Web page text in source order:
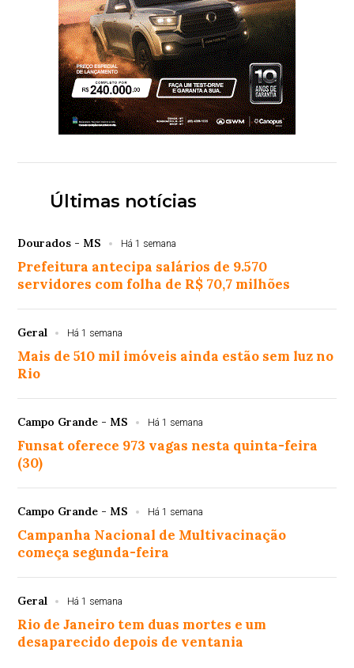
Últimas notícias
Dourados - MS Há 1 semana
Prefeitura antecipa salários de 9.570
servidores com folha de R$ 70,7 milhões
Geral Há 1 semana
Mais de 510 mil imóveis ainda estão sem luz no
Rio
Campo Grande - MS Há 1 semana
Funsat oferece 973 vagas nesta quinta-feira
(30)
Campo Grande - MS Há 1 semana
Campanha Nacional de Multivacinação
começa segunda-feira
Geral Há 1 semana
Rio de Janeiro tem duas mortes e um
desaparecido depois de ventania